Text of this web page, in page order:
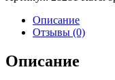
банан/
Описание
Отзывы (0)
Описание